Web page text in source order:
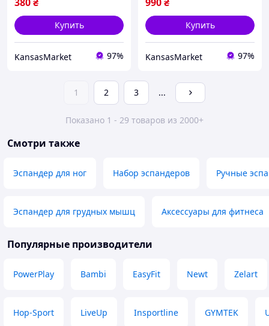
Купить
KansasMarket 97%
Купить
KansasMarket 97%
1 2 3 ...
Показано 1 - 29 товаров из 2000+
Смотри также
Эспандер для ног Набор эспандеров Ручные
Эспандер для грудных мышц Аксессуары для фитнеса
Популярные производители
PowerPlay Bambi EasyFit Newt Zelart
Hop-Sport LiveUp Insportline GYMTEK